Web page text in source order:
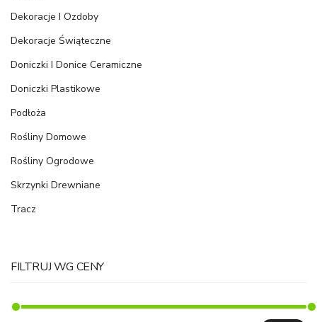
Dekoracje I Ozdoby
Dekoracje Świąteczne
Doniczki I Donice Ceramiczne
Doniczki Plastikowe
Podłoża
Rośliny Domowe
Rośliny Ogrodowe
Skrzynki Drewniane
Tracz
FILTRUJ WG CENY